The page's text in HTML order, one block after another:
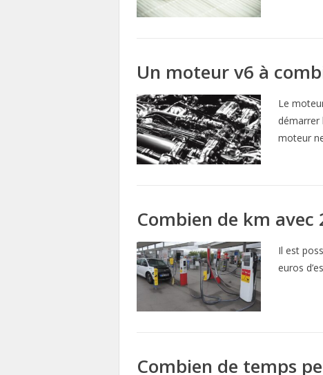
Un moteur v6 à
Le
démarrer
moteur
Combien de km avec
Il est
euros
Combien de temps